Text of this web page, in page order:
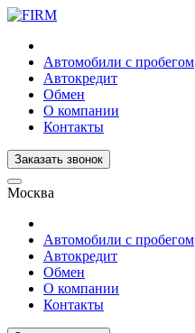
Автомобили с пробегом
Автокредит
Обмен
О компании
Контакты
Заказать звонок
Москва
Автомобили с пробегом
Автокредит
Обмен
О компании
Контакты